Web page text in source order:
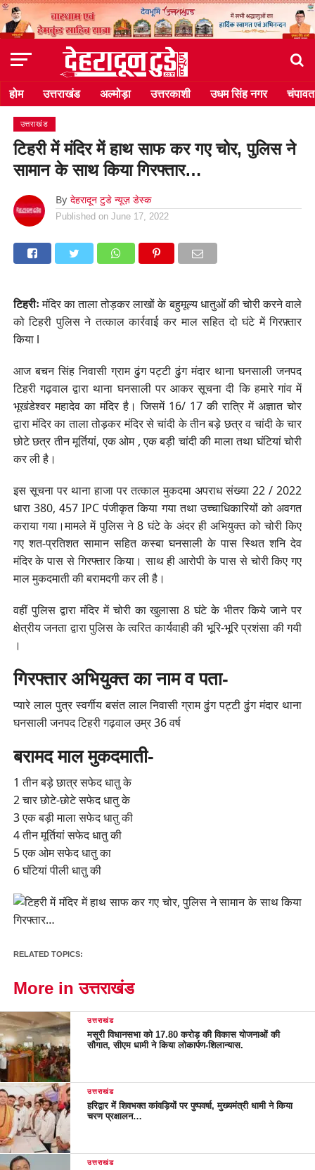
होम उत्तराखंड अल्मोड़ा उत्तरकाशी उधम सिंह नगर चंपावत
उत्तराखंड
टिहरी में मंदिर में हाथ साफ कर गए चोर, पुलिस ने
सामान के साथ किया गिरफ्तार…
By देहरादून टुडे न्यूज़ डेस्क
Published on June 17, 2022
टिहरीःमंदिर का ताला तोड़कर लाखों के बहुमूल्य धातुओं की चोरी करने वाले
को टिहरी पुलिस ने तत्काल कार्रवाई कर माल सहित दो घंटे में गिरफ़्तार
किया l
आज बचन सिंह निवासी ग्राम ढुंग पट्टी ढुंग मंदार थाना घनसाली जनपद
टिहरी गढ़वाल द्वारा थाना घनसाली पर आकर सूचना दी कि हमारे गांव में
भूखंडेश्वर महादेव का मंदिर है। जिसमें 16/ 17 की रात्रि में अज्ञात चोर
द्वारा मंदिर का ताला तोड़कर मंदिर से चांदी के तीन बड़े छत्र व चांदी के चार
छोटे छत्र तीन मूर्तियां, एक ओम , एक बड़ी चांदी की माला तथा घंटियां चोरी
कर ली है।
इस सूचना पर थाना हाजा पर तत्काल मुकदमा अपराध संख्या 22 / 2022
धारा 380, 457 IPC पंजीकृत किया गया तथा उच्चाधिकारियों को अवगत
कराया गया।मामले में पुलिस ने 8 घंटे के अंदर ही अभियुक्त को चोरी किए
गए शत-प्रतिशत सामान सहित कस्बा घनसाली के पास स्थित शनि देव
मंदिर के पास से गिरफ्तार किया। साथ ही आरोपी के पास से चोरी किए गए
माल मुकदमाती की बरामदगी कर ली है।
वहीं पुलिस द्वारा मंदिर में चोरी का खुलासा 8 घंटे के भीतर किये जाने पर
क्षेत्रीय जनता द्वारा पुलिस के त्वरित कार्यवाही की भूरि-भूरि प्रशंसा की गयी
।
गिरफ्तार अभियुक्त का नाम व पता-
प्यारे लाल पुत्र स्वर्गीय बसंत लाल निवासी ग्राम ढुंग पट्टी ढुंग मंदार थाना
घनसाली जनपद टिहरी गढ़वाल उम्र 36 वर्ष
बरामद माल मुकदमाती-
1 तीन बड़े छात्र सफेद धातु के
2 चार छोटे-छोटे सफेद धातु के
3 एक बड़ी माला सफेद धातु की
4 तीन मूर्तियां सफेद धातु की
5 एक ओम सफेद धातु का
6 घंटियां पीली धातु की
RELATED TOPICS:
More in उत्तराखंड
उत्तराखंड
मसूरी विधानसभा को 17.80 करोड़ की विकास योजनाओं की
सौगात, सीएम धामी ने किया लोकार्पण-शिलान्यास.
उत्तराखंड
हरिद्वार में शिवभक्त कांवड़ियों पर पुष्पवर्षा, मुख्यमंत्री धामी ने किया
चरण प्रक्षालन…
उत्तराखंड